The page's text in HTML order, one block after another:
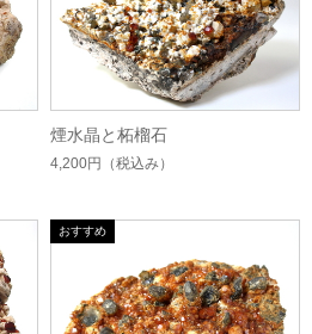
煙水晶と柘榴石
4,200円 （税込み）